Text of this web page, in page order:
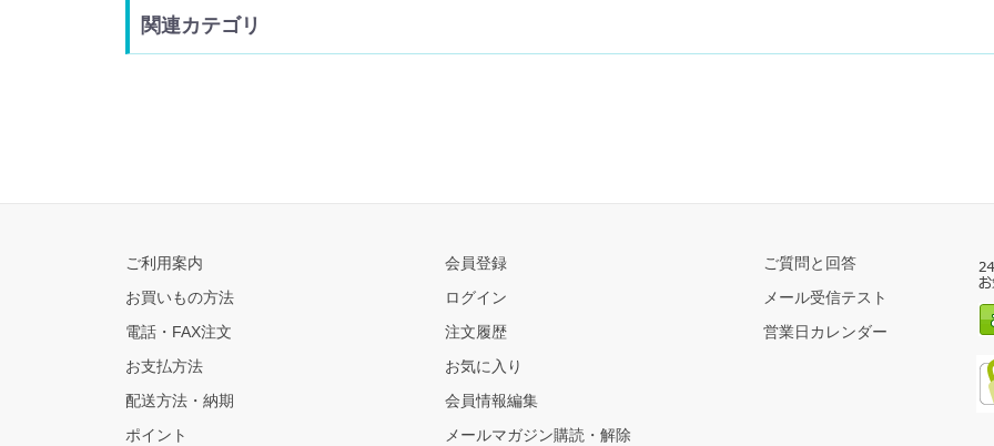
関連カテゴリ
ご利用案内
お買いもの方法
電話・FAX注文
お支払方法
配送方法・納期
ポイント
会員登録
ログイン
注文履歴
お気に入り
会員情報編集
メールマガジン購読・解除
ご質問と回答
メール受信テスト
営業日カレンダー